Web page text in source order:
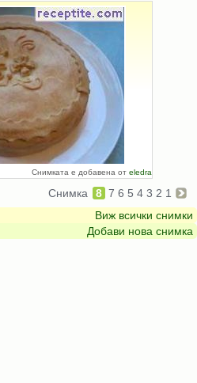
Снимката е добавена от eledra
Снимка 8 7 6 5 4 3 2 1
Виж всички снимки
Добави нова снимка